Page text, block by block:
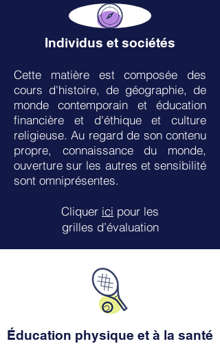
Individus et sociétés
Cette matière est composée des
cours d'histoire, de géographie, de
monde contemporain et éducation
financière et d'éthique et culture
religieuse. Au regard de son contenu
propre, connaissance du monde,
ouverture sur les autres et sensibilité
sont omniprésentes.
Cliquer ici pour les
grilles d’évaluation
Éducation physique et à la santé